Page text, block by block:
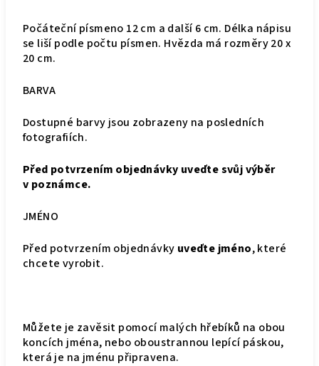
Počáteční písmeno 12 cm a další 6 cm. Délka nápisu
se liší podle počtu písmen. Hvězda má rozměry 20 x
20 cm.
BARVA
Dostupné barvy jsou zobrazeny na posledních
fotografiích.
Před potvrzením objednávky uveďte svůj výběr
v poznámce.
JMÉNO
Před potvrzením objednávky uveďte jméno, které
chcete vyrobit.
Můžete je zavěsit pomocí malých hřebíků na obou
koncích jména, nebo oboustrannou lepící páskou,
která je na jménu připravena.